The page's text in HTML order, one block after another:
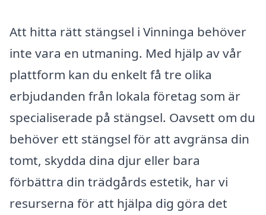
Att hitta rätt stängsel i Vinninga behöver
inte vara en utmaning. Med hjälp av vår
plattform kan du enkelt få tre olika
erbjudanden från lokala företag som är
specialiserade på stängsel. Oavsett om du
behöver ett stängsel för att avgränsa din
tomt, skydda dina djur eller bara
förbättra din trädgårds estetik, har vi
resurserna för att hjälpa dig göra det